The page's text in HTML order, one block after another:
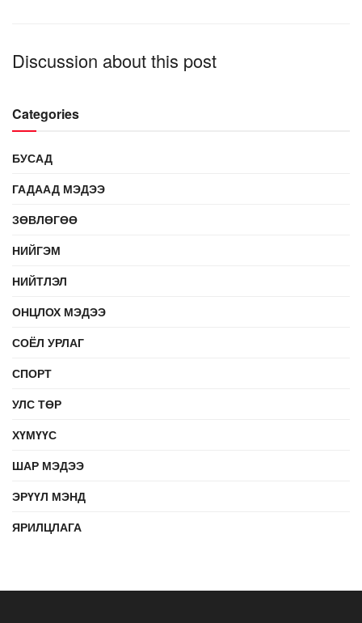
Discussion about this post
Categories
БУСАД
ГАДААД МЭДЭЭ
ЗӨВЛӨГӨӨ
НИЙГЭМ
НИЙТЛЭЛ
ОНЦЛОХ МЭДЭЭ
СОЁЛ УРЛАГ
СПОРТ
УЛС ТӨР
ХҮМҮҮС
ШАР МЭДЭЭ
ЭРҮҮЛ МЭНД
ЯРИЛЦЛАГА